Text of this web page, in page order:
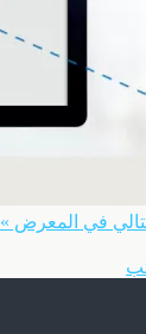
في المعرض »